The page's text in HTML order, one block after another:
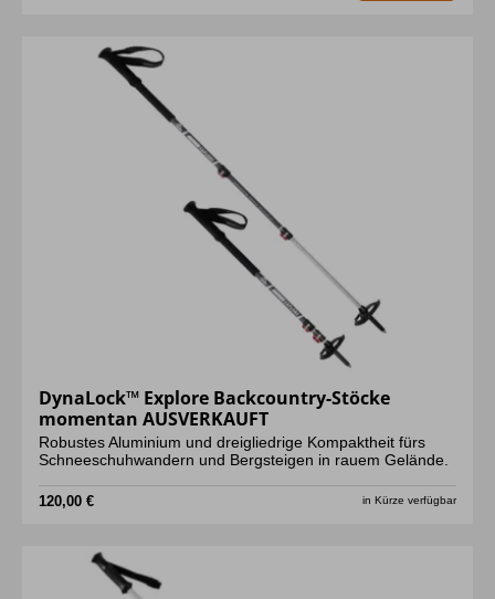
DynaLock™ Explore Backcountry-Stöcke
momentan AUSVERKAUFT
Robustes Aluminium und dreigliedrige Kompaktheit fürs
Schneeschuhwandern und Bergsteigen in rauem Gelände.
120,00 € in Kürze verfügbar